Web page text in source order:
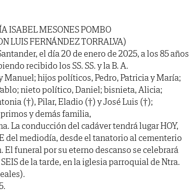
ISABEL MESONES POMBO
LUIS FERNÁNDEZ TORRALVA)
el día 20 de enero de 2025, a los 85 años
recibido los SS. SS. y la B. A.
Manuel; hijos políticos, Pedro, Patricia y María;
nieto político, Daniel; bisnieta, Alicia;
(†), Pilar, Eladio (†) y José Luis (†);
y demás familia,
La conducción del cadáver tendrá lugar HOY,
del mediodía, desde el tanatorio al cementerio
El funeral por su eterno descanso se celebrará
SEIS de la tarde, en la iglesia parroquial de Ntra.